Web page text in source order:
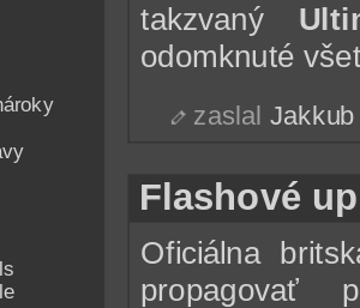
takzvaný
odomknuté
zaslal Jakkub
Flashové
Oficiálna
propagovať